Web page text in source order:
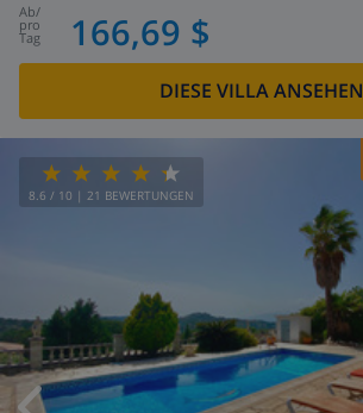
ab/
pro
Tag 166,69 $
DIESE VILLA ANSEHEN
8.6 / 10 | 21 BEWERTUNGEN